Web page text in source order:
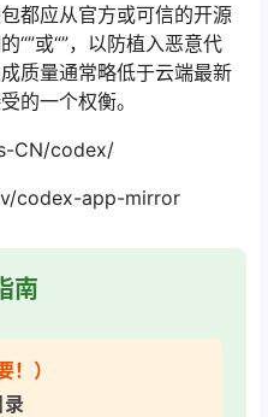
都应从官方或可信的开源
“”或“”，以防植入恶意代
质量通常略低于云端最新
的一个权衡。
CN/codex/
codex-app-mirror
南
）